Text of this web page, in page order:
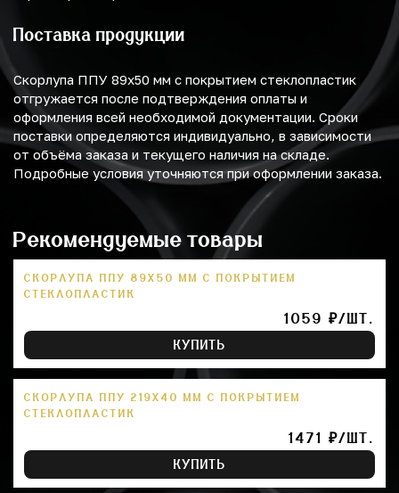
Поставка продукции
Скорлупа ППУ 89х50 мм с покрытием стеклопластик
отгружается после подтверждения оплаты и
оформления всей необходимой документации. Сроки
поставки определяются индивидуально, в зависимости
от объёма заказа и текущего наличия на складе.
Подробные условия уточняются при оформлении заказа.
Рекомендуемые товары
СКОРЛУПА ППУ 89Х50 ММ С ПОКРЫТИЕМ
СТЕКЛОПЛАСТИК
1059 ₽/ШТ.
КУПИТЬ
СКОРЛУПА ППУ 219Х40 ММ С ПОКРЫТИЕМ
СТЕКЛОПЛАСТИК
1471 ₽/ШТ.
КУПИТЬ